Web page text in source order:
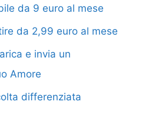
da 9 euro al mese
da 2,99 euro al mese
e invia un
Amore
differenziata